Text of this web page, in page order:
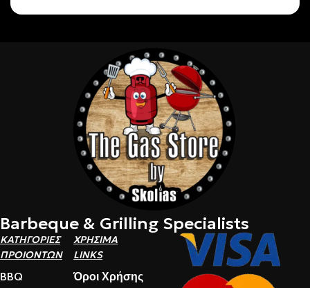
Barbeque & Grilling Specialists
ΚΑΤΗΓΟΡΙΕΣ
ΠΡΟΙΟΝΤΩΝ
BBQ
ΧΡΗΣΙΜΑ
LINKS
Όροι Χρήσης